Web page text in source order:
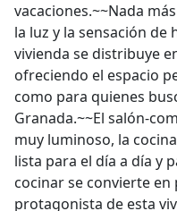
vacaciones.~~Nada
la luz y la sensación de
vivienda se distribuye
ofreciendo el espacio
como para quienes
Granada.~~El salón-
muy luminoso, la
lista para el día a día y
cocinar se convierte en
protagonista de esta